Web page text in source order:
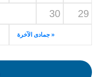
« جمادى الآخرة
29
30